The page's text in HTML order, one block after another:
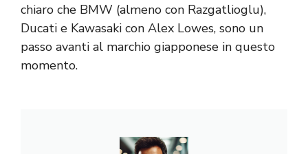
chiaro che BMW (almeno con Razgatlioglu),
Ducati e Kawasaki con Alex Lowes, sono un
passo avanti al marchio giapponese in questo
momento.